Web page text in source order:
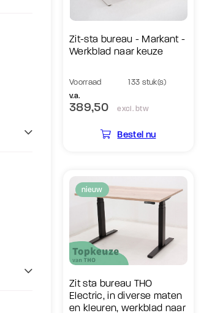
Zit-sta bureau - Markant -
Werkblad naar keuze
Voorraad 133 stuk(s)
v.a.
389,50 excl. btw
Bestel nu
nieuw
Zit sta bureau THO
Electric, in diverse maten
en kleuren, werkblad naar